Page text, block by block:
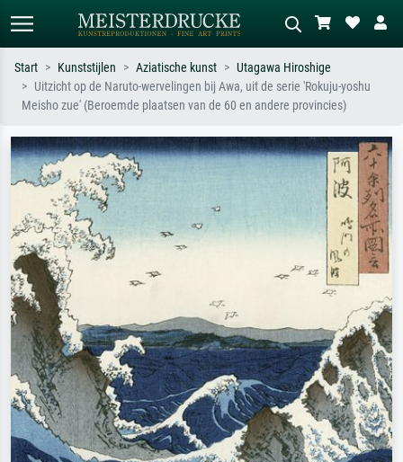
Standaard zoeken AI-beeldzoeker
Monet, Sterrennacht, impressionisme,
Hokusai-golf, naakt.
weide, abstract met veel rood, donker
olieverfschilderij, staand naakt naast
Start Kunststijlen Aziatische kunst
Utagawa Hiroshige
Uitzicht op de Naruto-wervelingen bij Awa, uit de serie 'Rokuju-yoshu
Meisho zue' (Beroemde plaatsen van de 60 en andere provincies)